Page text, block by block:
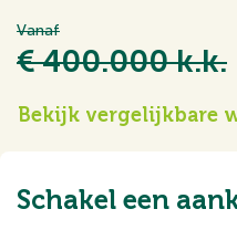
Vanaf
€ 400.000 k.k.
Bekijk vergelijkbare
Schakel een